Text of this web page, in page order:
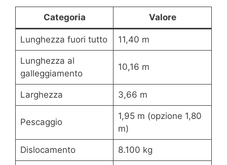
Categoria Valore
Lunghezza fuori tutto 11,40 m
Lunghezza al
galleggiamento
10,16 m
Larghezza 3,66 m
Pescaggio
1,95 m (opzione 1,80
m)
Dislocamento 8.100 kg